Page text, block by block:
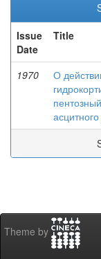
Issue
Date
Title
1970
О
Theme by